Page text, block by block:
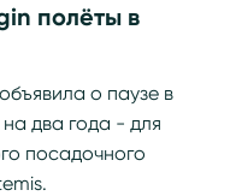
полёты в
о паузе в
два года - для
посадочного